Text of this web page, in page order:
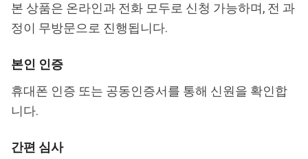
본 상품은 온라인과 전화 모두로 신청 가능하며, 전 과
정이 무방문으로 진행됩니다.
본인 인증
휴대폰 인증 또는 공동인증서를 통해 신원을 확인합
니다.
간편 심사